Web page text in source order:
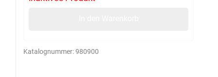
Katalognummer:980900